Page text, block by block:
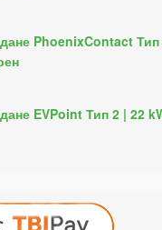
PhoenixContact Тип
EVPoint Тип 2 | 22